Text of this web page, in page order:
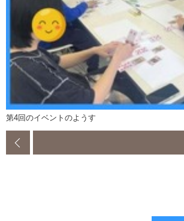
第4回のイベントのようす